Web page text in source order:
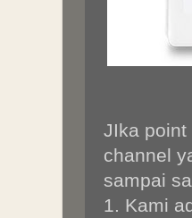
JIka point
channel
sampai
1. Kami